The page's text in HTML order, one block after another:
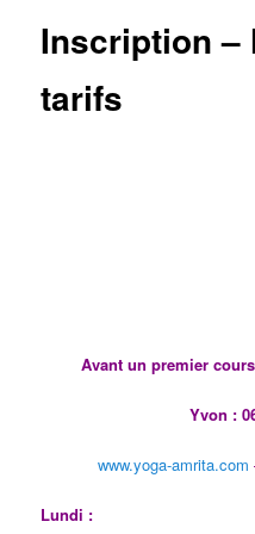
Inscription –
tarifs
Avant un premier
Yvon :
www.yoga-amrita.com
Lundi :